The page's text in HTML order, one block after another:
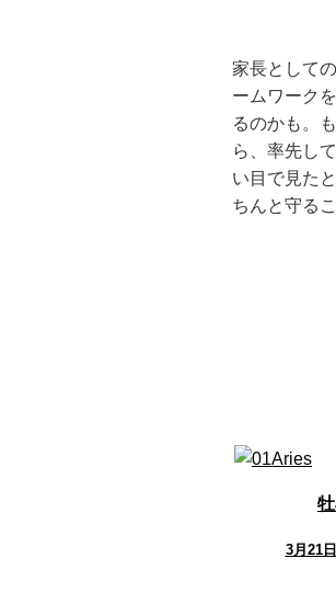
家長として
ームワーク
るのかも。
ら、率先し
い目で見た
ちんと守る
3月21